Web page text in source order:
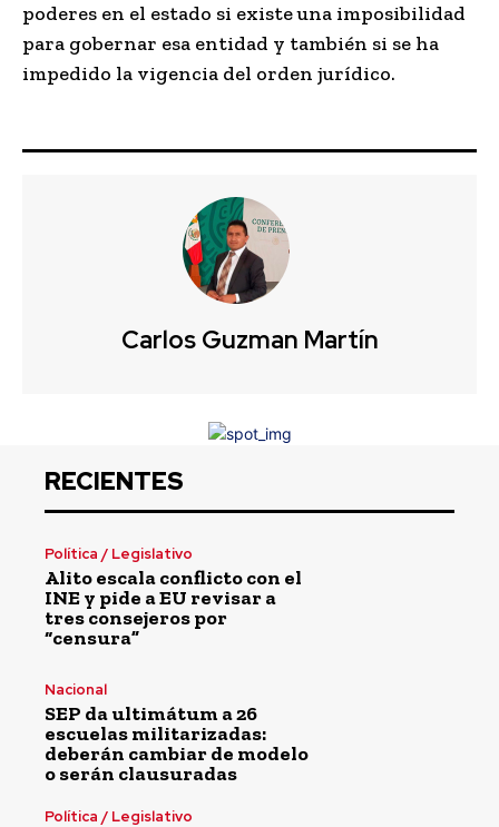
poderes en el estado si existe una imposibilidad
para gobernar esa entidad y también si se ha
impedido la vigencia del orden jurídico.
Carlos Guzman Martín
RECIENTES
Política / Legislativo
Alito escala conflicto con el
INE y pide a EU revisar a
tres consejeros por
“censura”
Nacional
SEP da ultimátum a 26
escuelas militarizadas:
deberán cambiar de modelo
o serán clausuradas
Política / Legislativo